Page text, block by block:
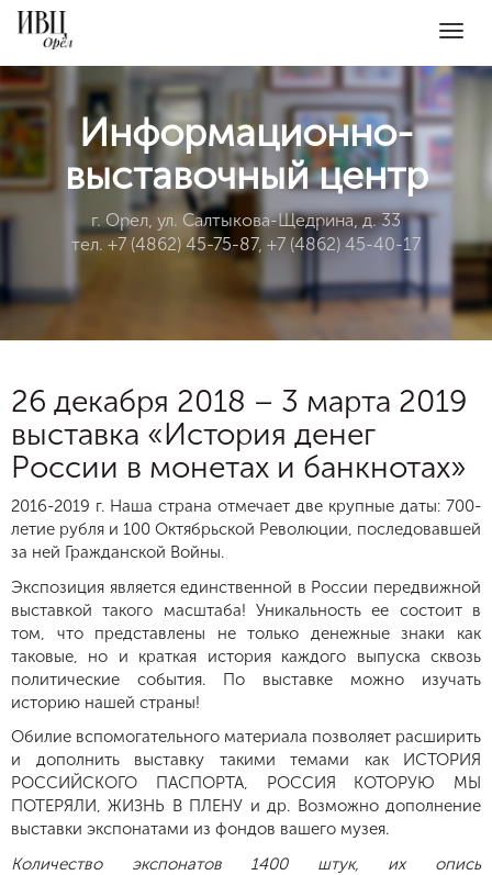
Информационно-
выставочный центр
г. Орел, ул. Салтыкова-Щедрина, д. 33
тел. +7 (4862) 45-75-87, +7 (4862) 45-40-17
26 декабря 2018 – 3 марта 2019
выставка «История денег
России в монетах и банкнотах»
2016-2019 г. Наша страна отмечает две крупные даты: 700-
летие рубля и 100 Октябрьской Революции, последовавшей
за ней Гражданской Войны.
Экспозиция является единственной в России передвижной
выставкой такого масштаба! Уникальность ее состоит в
том, что представлены не только денежные знаки как
таковые, но и краткая история каждого выпуска сквозь
политические события. По выставке можно изучать
историю нашей страны!
Обилие вспомогательного материала позволяет расширить
и дополнить выставку такими темами как ИСТОРИЯ
РОССИЙСКОГО ПАСПОРТА, РОССИЯ КОТОРУЮ МЫ
ПОТЕРЯЛИ, ЖИЗНЬ В ПЛЕНУ и др. Возможно дополнение
выставки экспонатами из фондов вашего музея.
Количество экспонатов 1400 штук, их опись